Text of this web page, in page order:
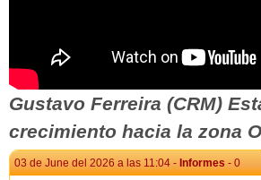
Gustavo Ferreira (CRM)
crecimiento hacia la zona
03 de June del 2026 a las 11:04 - Informes - 0